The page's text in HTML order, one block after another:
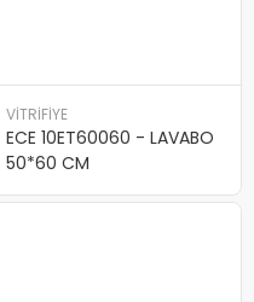
VİTRİFİYE
ECE 10ET60060 - LAVABO
50*60 CM